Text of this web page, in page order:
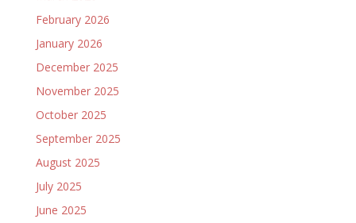
February 2026
January 2026
December 2025
November 2025
October 2025
September 2025
August 2025
July 2025
June 2025